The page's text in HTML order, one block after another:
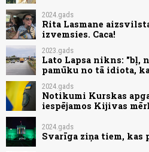
2024.gads
Rita Lasmane
izvemsies. Caca!
2023.gads
Lato Lapsa nikns: "bļ,
pamūku no tā idiota,
2024.gads
Notikumi Kurskas
iespējamos Kijivas
2024.gads
Svarīga ziņa tiem,